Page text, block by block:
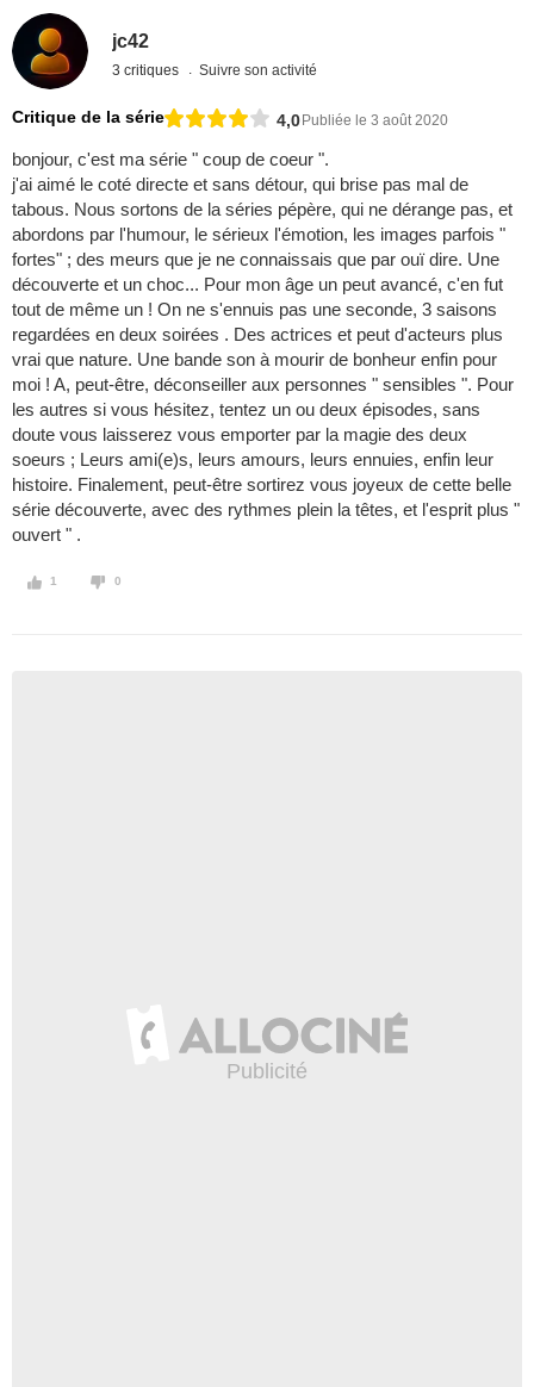
jc42
3 critiques Suivre son activité
Critique de la série 4,0Publiée le 3 août 2020
bonjour, c'est ma série " coup de coeur ".
j'ai aimé le coté directe et sans détour, qui brise pas mal de
tabous. Nous sortons de la séries pépère, qui ne dérange pas, et
abordons par l'humour, le sérieux l'émotion, les images parfois "
fortes" ; des meurs que je ne connaissais que par ouï dire. Une
découverte et un choc... Pour mon âge un peut avancé, c'en fut
tout de même un ! On ne s'ennuis pas une seconde, 3 saisons
regardées en deux soirées . Des actrices et peut d'acteurs plus
vrai que nature. Une bande son à mourir de bonheur enfin pour
moi ! A, peut-être, déconseiller aux personnes " sensibles ". Pour
les autres si vous hésitez, tentez un ou deux épisodes, sans
doute vous laisserez vous emporter par la magie des deux
soeurs ; Leurs ami(e)s, leurs amours, leurs ennuies, enfin leur
histoire. Finalement, peut-être sortirez vous joyeux de cette belle
série découverte, avec des rythmes plein la têtes, et l'esprit plus "
ouvert " .
1 0